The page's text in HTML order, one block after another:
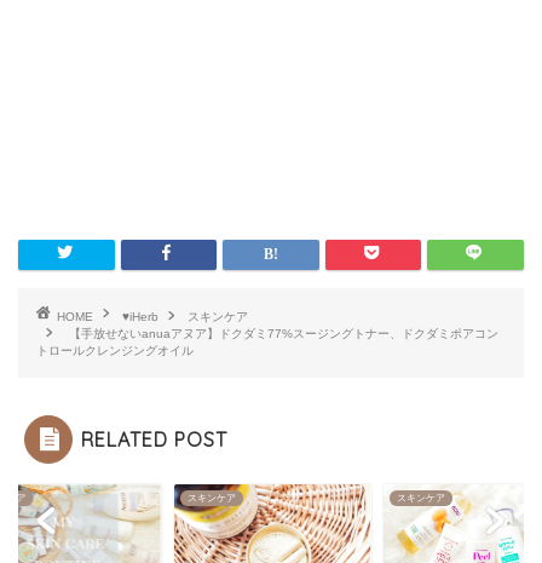
HOME ♥iHerb
スキンケア
【手放せないanuaアヌア】ドクダミ77%スージングトナー、ドクダミポアコン
トロールクレンジングオイル
RELATED POST
ケア スキンケア スキンケア